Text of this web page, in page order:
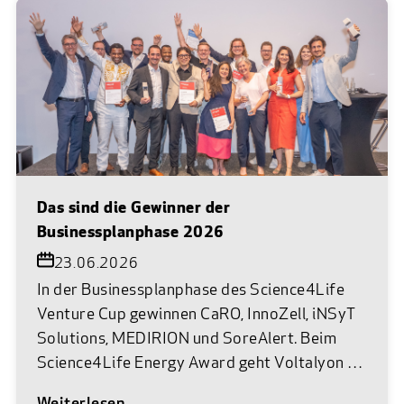
Das sind die Gewinner der
Businessplanphase 2026
23.06.2026
In der Businessplanphase des Science4Life
Venture Cup gewinnen CaRO, InnoZell, iNSyT
Solutions, MEDIRION und SoreAlert. Beim
Science4Life Energy Award geht Voltalyon als